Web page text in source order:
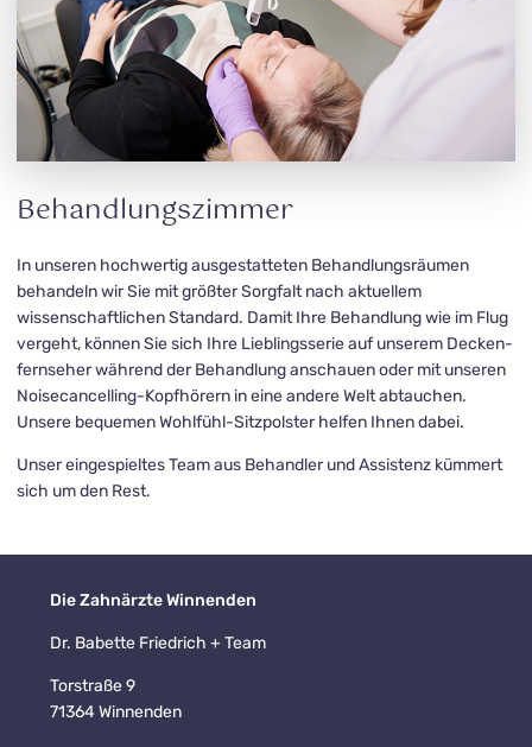
Behandlungszimmer
In unseren hochwertig ausgestatteten Behandlungsräumen
behandeln wir Sie mit größter Sorgfalt nach aktuellem
wissenschaftlichen Standard. Damit Ihre Behandlung wie im Flug
vergeht, können Sie sich Ihre Lieb­lings­serie auf unserem Decken­
fern­seher während der Behandlung anschauen oder mit unseren
Noisecancelling-Kopfhörern in eine andere Welt ab­tau­chen.
Unsere bequemen Wohlfühl-Sitzpolster helfen Ihnen dabei.
Unser eingespieltes Team aus Behandler und Assistenz kümmert
sich um den Rest.
Die Zahnärzte Winnenden
Dr. Babette Friedrich + Team
Torstraße 9
71364 Winnenden